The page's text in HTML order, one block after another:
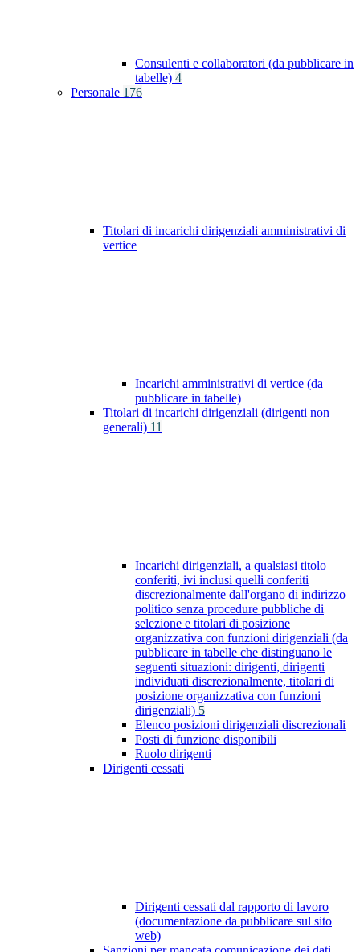
Consulenti e collaboratori (da pubblicare in
tabelle) 4
Personale 176
Titolari di incarichi dirigenziali amministrativi di
vertice
Incarichi amministrativi di vertice (da
pubblicare in tabelle)
Titolari di incarichi dirigenziali (dirigenti non
generali) 11
Incarichi dirigenziali, a qualsiasi titolo
conferiti, ivi inclusi quelli conferiti
discrezionalmente dall'organo di indirizzo
politico senza procedure pubbliche di
selezione e titolari di posizione
organizzativa con funzioni dirigenziali (da
pubblicare in tabelle che distinguano le
seguenti situazioni: dirigenti, dirigenti
individuati discrezionalmente, titolari di
posizione organizzativa con funzioni
dirigenziali) 5
Elenco posizioni dirigenziali discrezionali
Posti di funzione disponibili
Ruolo dirigenti
Dirigenti cessati
Dirigenti cessati dal rapporto di lavoro
(documentazione da pubblicare sul sito
web)